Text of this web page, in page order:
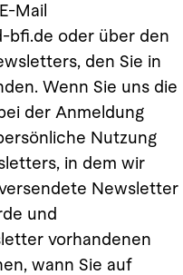
Mail
bfi.de oder über den
den Sie in
Wenn Sie uns die
der Anmeldung
Nutzung
in dem wir
Newsletter
und
vorhandenen
wann Sie auf